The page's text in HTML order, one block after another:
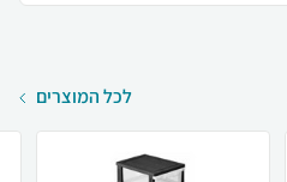
לכל המוצרים